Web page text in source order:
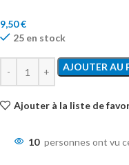
9,50€
25 en stock
AJOUTER AU
Ajouter à la liste de
10 personnes ont vu